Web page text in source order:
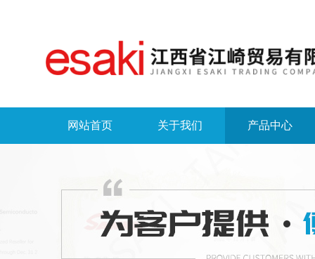
网站首页 关于我们 产品中心